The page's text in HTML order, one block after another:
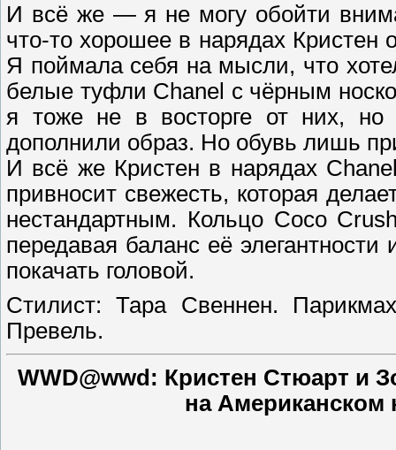
И всё же — я не могу обойти
что-то хорошее в нарядах Кристен
Я поймала себя на мысли, что
белые туфли Chanel с чёрным
я тоже не в восторге от них,
дополнили образ. Но обувь лишь
И всё же Кристен в нарядах
привносит свежесть, которая
нестандартным. Кольцо Coco
передавая баланс её
покачать головой.
Стилист: Тара Свеннен.
Превель.
WWD@wwd: Кристен Стюарт и
на Американском